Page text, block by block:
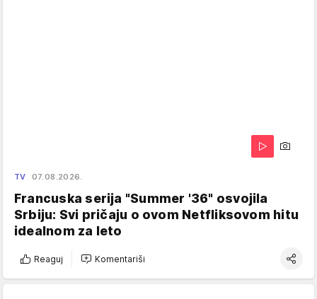
TV 07.08.2026.
Francuska serija "Summer '36" osvojila
Srbiju: Svi pričaju o ovom Netfliksovom hitu
idealnom za leto
Reaguj Komentariši